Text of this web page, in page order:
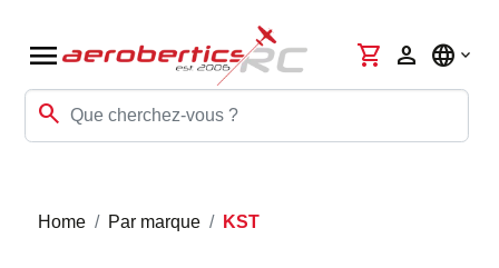
menu
search
shopping_cart person language
Home Par marque KST